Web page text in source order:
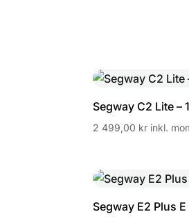
Segway C2 Lite –
2 499,00 kr inkl.
Segway E2 Plus